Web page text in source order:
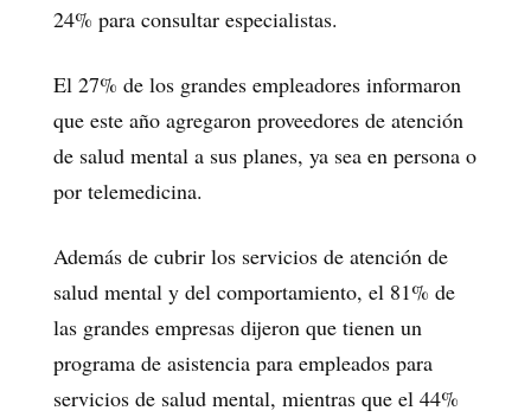
24% para consultar especialistas.
El 27% de los grandes empleadores informaron
que este año agregaron proveedores de atención
de salud mental a sus planes, ya sea en persona o
por telemedicina.
Además de cubrir los servicios de atención de
salud mental y del comportamiento, el 81% de
las grandes empresas dijeron que tienen un
programa de asistencia para empleados para
servicios de salud mental, mientras que el 44%